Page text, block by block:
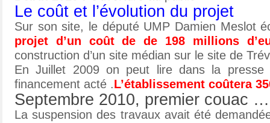
Le coût et l’évolution du projet
Sur son site, le député UMP Damien
projet d’un coût de de 198 millions
construction d’un site médian sur le site de
En Juillet 2009 on peut lire dans la presse
financement acté .L’établissement coûtera
Septembre 2010, premier couac …
La suspension des travaux avait été